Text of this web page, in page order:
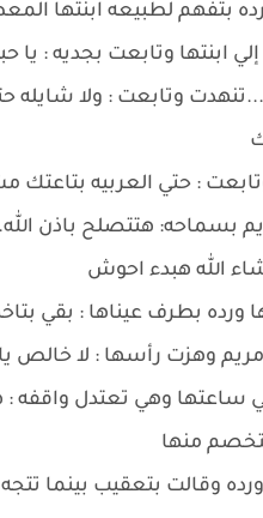
بتفهم لطبيعه ابنتها
ابنتها وتابعت بجديه : يا
وتابعت : ولا شايله
: حتي العربيه بتاعتك
بسماحه: هتتصلح باذن
الله هبدء احوش
ورده بطرف عيناها : بقي
وهزت رأسها : لا خالص يا
ساعتها وهي تعتدل واقفه
منها
وقالت بتعقيب بينما تتجه